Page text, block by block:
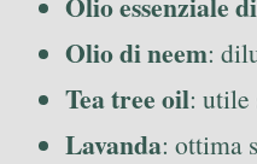
Olio di neem:
Tea tree oil: utile
Lavanda: ottima